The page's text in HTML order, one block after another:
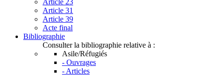
Article 23
Article 31
Article 39
Acte final
Bibliographie
Consulter la bibliographie relative à :
Asile/Réfugiés
- Ouvrages
- Articles